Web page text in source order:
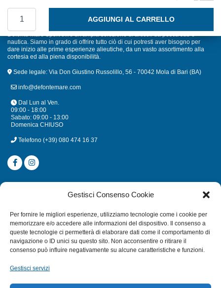
Gestisci Consenso Cookie
Per fornire le migliori esperienze, utilizziamo tecnologie come i cookie per
memorizzare e/o accedere alle informazioni del dispositivo. Il consenso a
queste tecnologie ci permetterà di elaborare dati come il comportamento di
navigazione o ID unici su questo sito. Non acconsentire o ritirare il
consenso può influire negativamente su alcune caratteristiche e funzioni.
Gestisci servizi
AGGIUNGI AL CARRELLO
Defonte Mare Sport offre un'ampia selezione di articoli da pesca sub e
nautica. Siamo in grado di offrire tutto ciò di cui potresti aver bisogno per
dare inizio alle prime esperienze alieutiche, da un vasto assortimento alla
cortesia ed alla piena disponibilità.
Sede legale: Via Don Giustino Russolillo, 56 - 70042 Mola di Bari (BA)
info@defontemare.com
Dal Lun al Ven.
09:00 - 18:00
Sabato: 09:00 - 13:00
Domenica CHIUSO
Telefono (+39) 080 474 16 37
CATEGORIE
MULINELLI
CANNE
ACCESSORI NAUTICI